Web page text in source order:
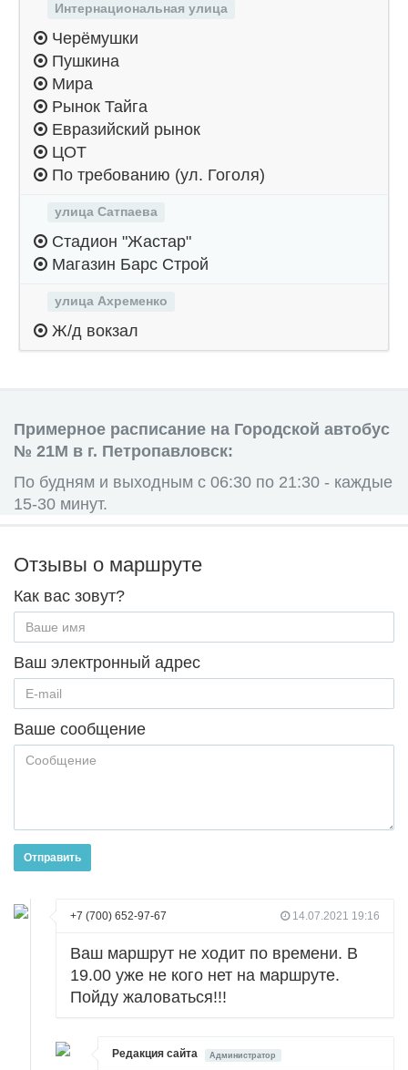
Интернациональная улица
Черёмушки
Пушкина
Мира
Рынок Тайга
Евразийский рынок
ЦОТ
По требованию (ул. Гоголя)
улица Сатпаева
Стадион "Жастар"
Магазин Барс Строй
улица Ахременко
Ж/д вокзал
Примерное расписание на Городской автобус
№ 21М в г. Петропавловск:
По будням и выходным с 06:30 по 21:30 - каждые
15-30 минут.
Отзывы о маршруте
Как вас зовут?
Ваш электронный адрес
Ваше сообщение
Отправить
+7 (700) 652-97-67 14.07.2021 19:16
Ваш маршрут не ходит по времени. В
19.00 уже не кого нет на маршруте.
Пойду жаловаться!!!
Редакция сайта Администратор